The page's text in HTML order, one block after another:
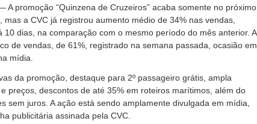
A promoção “Quinzena de Cruzeiros” acaba somente no próximo
a CVC já registrou aumento médio de 34% nas vendas,
10 dias, na comparação com o mesmo período do mês anterior. A
de vendas, de 61%, registrado na semana passada, ocasião em
mídia.
da promoção, destaque para 2º passageiro grátis, ampla
preços, descontos de até 35% em roteiros marítimos, além do
sem juros. A ação está sendo amplamente divulgada em mídia,
publicitária assinada pela CVC.